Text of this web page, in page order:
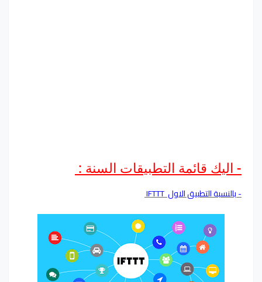
- اليك قائمة التطبيقات السنة :
- بالنسبة التطبيق الاول IFTTT